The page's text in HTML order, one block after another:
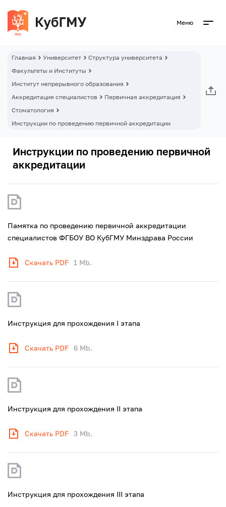
Меню
Главная Университет
Структура университета
Факультеты и Институты
Институт непрерывного образования
Аккредитация специалистов
Первичная аккредитация
Стоматология
Инструкции по проведению первичной аккредитации
Инструкции по проведению первичной
аккредитации
Памятка по проведению первичной аккредитации
специалистов ФГБОУ ВО КубГМУ Минздрава России
Скачать PDF 1 Mb.
Инструкция для прохождения I этапа
Скачать PDF 6 Mb.
Инструкция для прохождения II этапа
Скачать PDF 3 Mb.
Инструкция для прохождения III этапа